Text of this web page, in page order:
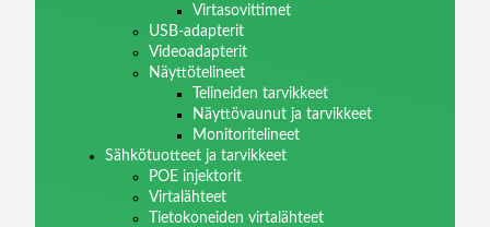
Virtasovittimet
USB-adapterit
Videoadapterit
Näyttötelineet
Telineiden tarvikkeet
Näyttövaunut ja tarvikkeet
Monitoritelineet
Sähkötuotteet ja tarvikkeet
POE injektorit
Virtalähteet
Tietokoneiden virtalähteet